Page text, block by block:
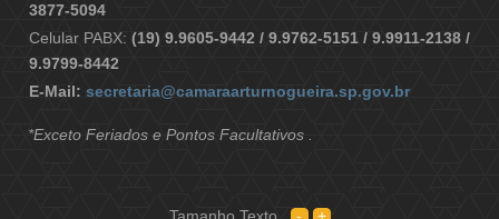
3877-5094
Celular PABX: (19) 9.9605-9442 / 9.9762-5151 / 9.9911-2138 /
9.9799-8442
E-Mail: secretaria@camaraarturnogueira.sp.gov.br
*Exceto Feriados e Pontos Facultativos .